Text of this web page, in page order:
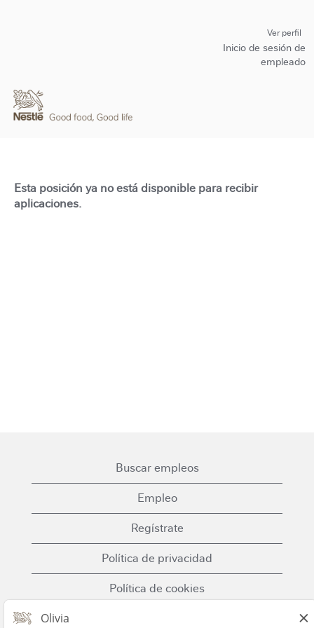
Ver perfil
Inicio de sesión de
empleado
Esta posición ya no está disponible para recibir
aplicaciones.
Buscar empleos
Empleo
Regístrate
Política de privacidad
Política de cookies